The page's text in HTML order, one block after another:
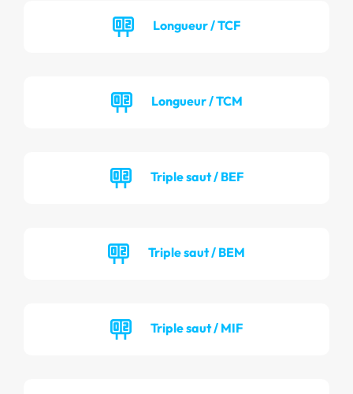
Longueur / TCF
Longueur / TCM
Triple saut / BEF
Triple saut / BEM
Triple saut / MIF